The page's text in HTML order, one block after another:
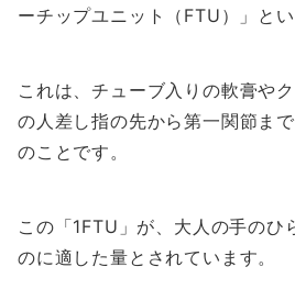
ーチップユニット（FTU）」と
これは、チューブ入りの軟膏や
の人差し指の先から第一関節ま
のことです。
この「1FTU」が、大人の手のひ
のに適した量とされています。